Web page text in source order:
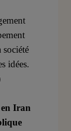
société
idées.
Iran